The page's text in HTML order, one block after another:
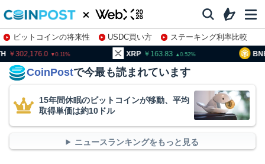
ビットコインの将来性 USDC買い方
ステーキング利率比較
株特集・関連銘柄
0.11 XRP 163.83 0.52 BNB
CoinPostで今最も読まれています
15年間休眠のビットコインが移動、平均
取得単価は約10ドル
ニュースランキングをもっと見る